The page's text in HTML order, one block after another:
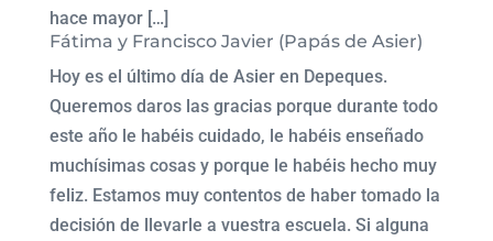
hace mayor […]
Fátima y Francisco Javier (Papás de Asier)
Hoy es el último día de Asier en Depeques.
Queremos daros las gracias porque durante todo
este año le habéis cuidado, le habéis enseñado
muchísimas cosas y porque le habéis hecho muy
feliz. Estamos muy contentos de haber tomado la
decisión de llevarle a vuestra escuela. Si alguna